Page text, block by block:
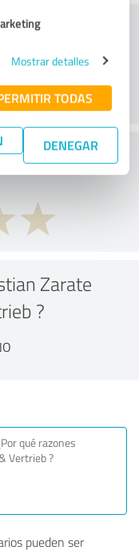
Mostrar detalles
TODAS
DENEGAR
cliente
precio?
Zarate
?
pueden ser